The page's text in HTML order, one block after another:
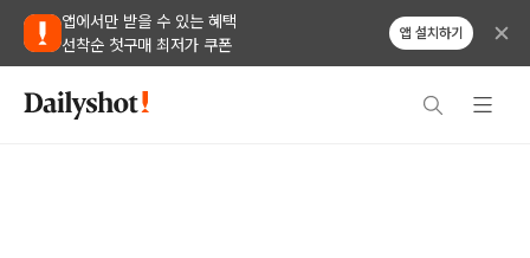
앱에서만 받을 수 있는 혜택
선착순 첫구매 최저가 쿠폰
앱 설치하기